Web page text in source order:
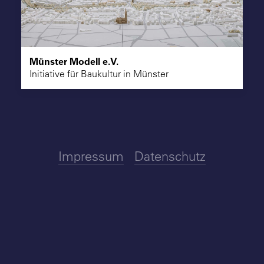
Münster Modell e.V.
Initiative für Baukultur in Münster
Impressum Datenschutz